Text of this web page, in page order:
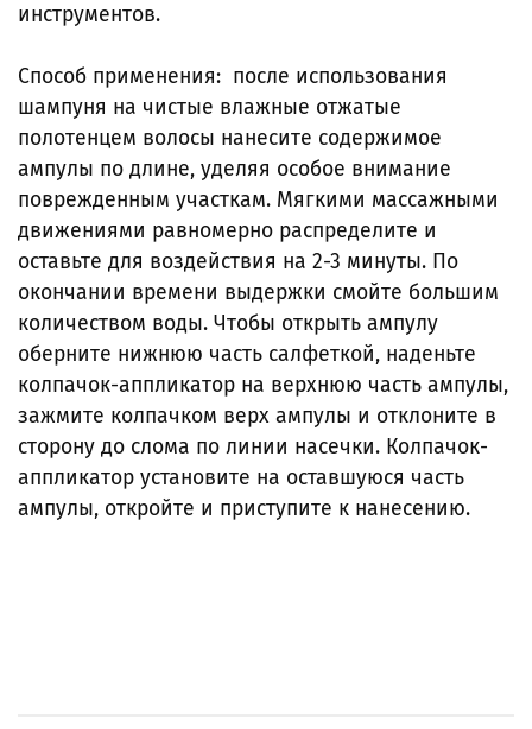
инструментов.
Способ применения: после использования
шампуня на чистые влажные отжатые
полотенцем волосы нанесите содержимое
ампулы по длине, уделяя особое внимание
поврежденным участкам. Мягкими массажными
движениями равномерно распределите и
оставьте для воздействия на 2-3 минуты. По
окончании времени выдержки смойте большим
количеством воды. Чтобы открыть ампулу
оберните нижнюю часть салфеткой, наденьте
колпачок-аппликатор на верхнюю часть ампулы,
зажмите колпачком верх ампулы и отклоните в
сторону до слома по линии насечки. Колпачок-
аппликатор установите на оставшуюся часть
ампулы, откройте и приступите к нанесению.